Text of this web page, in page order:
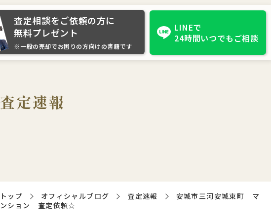
査定相談をご依頼の方に
無料プレゼント
※一般の売却でお困りの方向けの書籍です
LINEで
24時間いつでもご相談
査定速報
トップ オフィシャルブログ 査定速報
安城市三河安城東町 マ
ンション 査定依頼☆